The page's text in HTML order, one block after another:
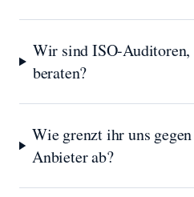
Wir sind ISO-
beraten?
Wie grenzt ihr uns
Anbieter ab?